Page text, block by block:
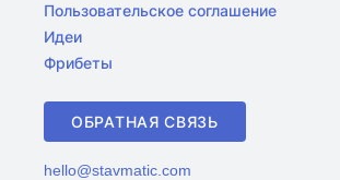
Пользовательское соглашение
Идеи
Фрибеты
ОБРАТНАЯ СВЯЗЬ
hello@stavmatic.com